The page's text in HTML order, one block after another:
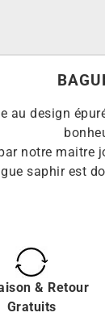
au design
notre maitre
saphir est
& Retour
Gratuits